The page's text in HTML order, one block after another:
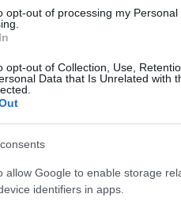
opt-out of processing my Personal
opt-out of Collection, Use,
Data that Is Unrelated with
allow Google to enable storage
identifiers in apps.